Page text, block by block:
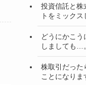
投資信託と株
トをミック
どうにかこう
しましても…。
株取引だった
ことになりま